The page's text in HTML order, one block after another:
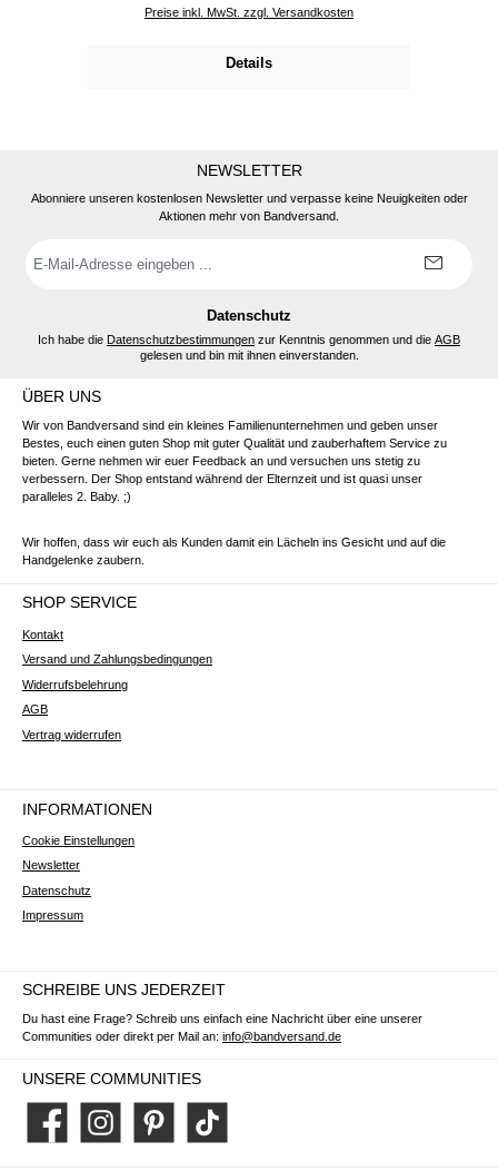
Preise inkl. MwSt. zzgl. Versandkosten
Details
NEWSLETTER
Abonniere unseren kostenlosen Newsletter und verpasse keine Neuigkeiten oder
Aktionen mehr von Bandversand.
Mail-
Datenschutz
Ich habe die Datenschutzbestimmungen zur Kenntnis genommen und die AGB
gelesen und bin mit ihnen einverstanden.
ÜBER UNS
Wir von Bandversand sind ein kleines Familienunternehmen und geben unser
Bestes, euch einen guten Shop mit guter Qualität und zauberhaftem Service zu
bieten. Gerne nehmen wir euer Feedback an und versuchen uns stetig zu
verbessern. Der Shop entstand während der Elternzeit und ist quasi unser
paralleles 2. Baby. ;)
Wir hoffen, dass wir euch als Kunden damit ein Lächeln ins Gesicht und auf die
Handgelenke zaubern.
SHOP SERVICE
Kontakt
Versand und Zahlungsbedingungen
Widerrufsbelehrung
AGB
Vertrag widerrufen
INFORMATIONEN
Cookie Einstellungen
Newsletter
Datenschutz
Impressum
SCHREIBE UNS JEDERZEIT
Du hast eine Frage? Schreib uns einfach eine Nachricht über eine unserer
Communities oder direkt per Mail an: info@bandversand.de
UNSERE COMMUNITIES
Facebook Instagram Pinterest TikTok